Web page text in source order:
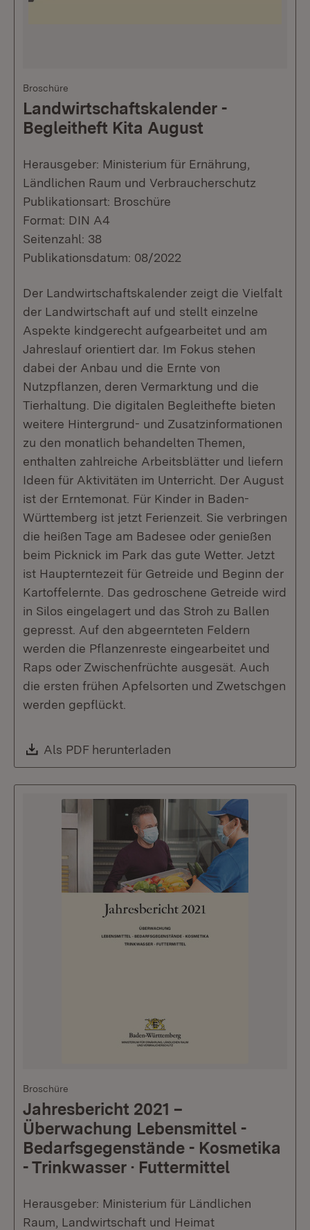
Broschüre
Landwirtschaftskalender -
Begleitheft Kita August
Herausgeber: Ministerium für Ernährung,
Ländlichen Raum und Verbraucherschutz
Publikationsart: Broschüre
Format: DIN A4
Seitenzahl: 38
Publikationsdatum: 08/2022
Der Landwirtschaftskalender zeigt die Vielfalt
der Landwirtschaft auf und stellt einzelne
Aspekte kindgerecht aufgearbeitet und am
Jahreslauf orientiert dar. Im Fokus stehen
dabei der Anbau und die Ernte von
Nutzpflanzen, deren Vermarktung und die
Tierhaltung. Die digitalen Begleithefte bieten
weitere Hintergrund- und Zusatzinformationen
zu den monatlich behandelten Themen,
enthalten zahlreiche Arbeitsblätter und liefern
Ideen für Aktivitäten im Unterricht. Der August
ist der Erntemonat. Für Kinder in Baden-
Württemberg ist jetzt Ferienzeit. Sie verbringen
die heißen Tage am Badesee oder genießen
beim Picknick im Park das gute Wetter. Jetzt
ist Haupterntezeit für Getreide und Beginn der
Kartoffelernte. Das gedroschene Getreide wird
in Silos eingelagert und das Stroh zu Ballen
gepresst. Auf den abgeernteten Feldern
werden die Pflanzenreste eingearbeitet und
Raps oder Zwischenfrüchte ausgesät. Auch
die ersten frühen Apfelsorten und Zwetschgen
werden gepflückt.
Download:
Als PDF herunterladen
Broschüre
Jahresbericht 2021 –
Überwachung Lebensmittel -
Bedarfsgegenstände - Kosmetika
- Trinkwasser · Futtermittel
Herausgeber: Ministerium für Ländlichen
Raum, Landwirtschaft und Heimat